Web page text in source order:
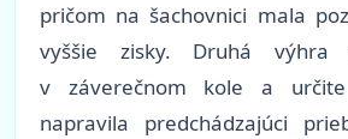
pričom na šachovnici mala
vyššie zisky. Druhá
v záverečnom kole a
napravila predchádzajúci